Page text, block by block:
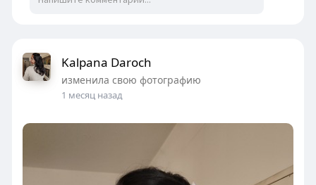
Kalpana Daroch
изменила свою фотографию
1 месяц назад